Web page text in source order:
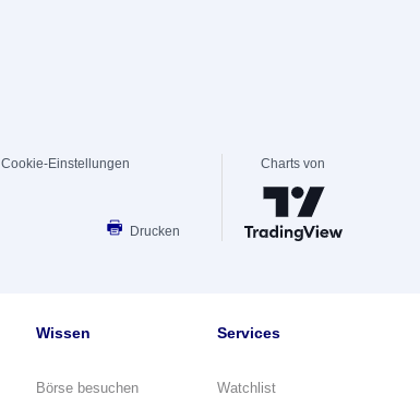
Cookie-Einstellungen
Drucken
Charts von
Wissen
Börse besuchen
Services
Watchlist